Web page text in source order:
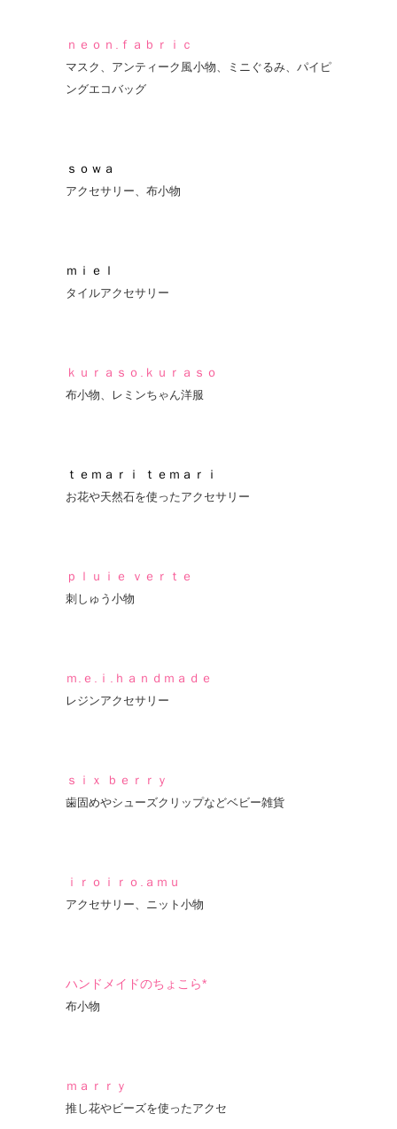
ｎｅｏｎ.ｆａｂｒｉｃ
マスク、アンティーク風小物、ミニぐるみ、パイピ
ングエコバッグ
ｓｏｗａ
アクセサリー、布小物
ｍｉｅｌ
タイルアクセサリー
ｋｕｒａｓｏ.ｋｕｒａｓｏ
布小物、レミンちゃん洋服
ｔｅｍａｒｉ ｔｅｍａｒｉ
お花や天然石を使ったアクセサリー
ｐｌｕｉｅ ｖｅｒｔｅ
刺しゅう小物
ｍ.ｅ.ｉ.ｈａｎｄｍａｄｅ
レジンアクセサリー
ｓｉｘ ｂｅｒｒｙ
歯固めやシューズクリップなどベビー雑貨
ｉｒｏｉｒｏ.ａｍｕ
アクセサリー、ニット小物
ハンドメイドのちょこら*
布小物
ｍａｒｒｙ
推し花やビーズを使ったアクセ